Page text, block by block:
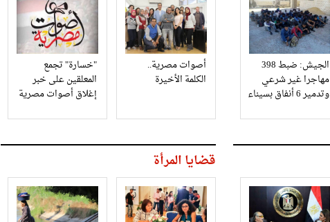
الجيش: ضبط 398
مهاجرا غير شرعي
وتدمير 6 أنفاق بسيناء
أصوات مصرية..
الكلمة الأخيرة
"خسارة" تجمع
المعلقين على خبر
إغلاق أصوات مصرية
قضايا المرأة